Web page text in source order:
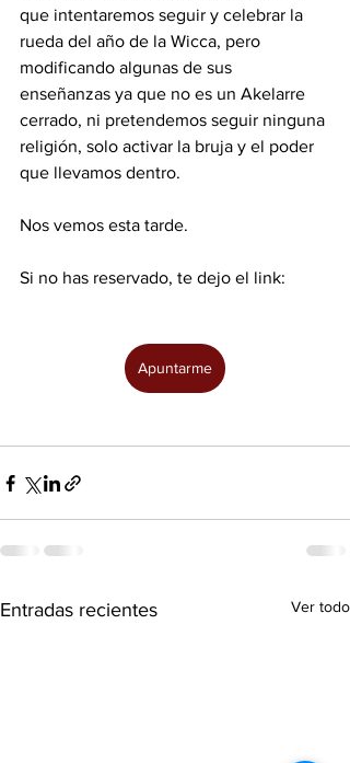
que intentaremos seguir y celebrar la
rueda del año de la Wicca, pero
modificando algunas de sus
enseñanzas ya que no es un Akelarre
cerrado, ni pretendemos seguir ninguna
religión, solo activar la bruja y el poder
que llevamos dentro.
Nos vemos esta tarde.
Si no has reservado, te dejo el link:
Apuntarme
Entradas recientes Ver todo